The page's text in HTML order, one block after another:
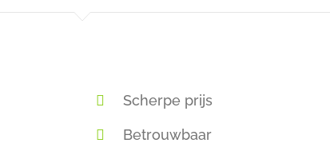
Scherpe prijs
Betrouwbaar